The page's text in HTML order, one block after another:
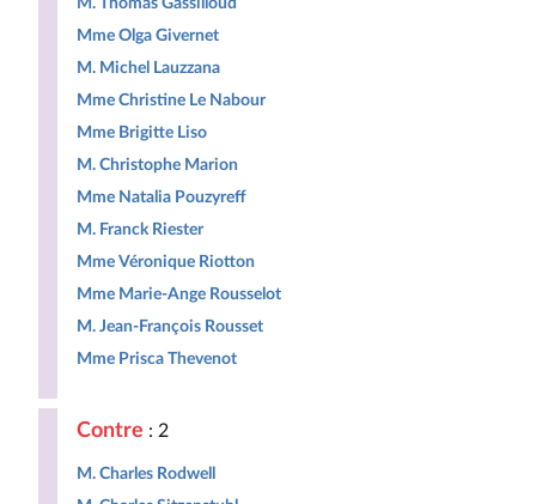
Mme Olga Givernet
M. Michel Lauzzana
Mme Christine Le Nabour
Mme Brigitte Liso
M. Christophe Marion
Mme Natalia Pouzyreff
M. Franck Riester
Mme Véronique Riotton
Mme Marie-Ange Rousselot
M. Jean-François Rousset
Mme Prisca Thevenot
Contre : 2
M. Charles Rodwell